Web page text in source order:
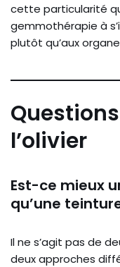
cette particularité
gemmothérapie à
plutôt qu’aux
l’olivier
Est-ce mieux
qu’une
Il ne s’agit pas de
deux approches